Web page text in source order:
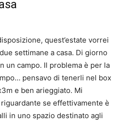
quest’estate vorrei
settimane a casa. Di giorno
un campo. Il problema è per la
pensavo di tenerli nel box
e ben arieggiato. Mi
se effettivamente è
in uno spazio destinato agli